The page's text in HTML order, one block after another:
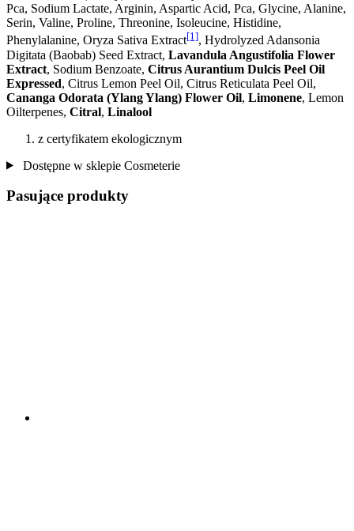
Pca, Sodium Lactate, Arginin, Aspartic Acid, Pca, Glycine, Alanine,
Serin, Valine, Proline, Threonine, Isoleucine, Histidine,
Phenylalanine, Oryza Sativa Extract[1], Hydrolyzed Adansonia
Digitata (Baobab) Seed Extract, Lavandula Angustifolia Flower
Extract, Sodium Benzoate, Citrus Aurantium Dulcis Peel Oil
Expressed, Citrus Lemon Peel Oil, Citrus Reticulata Peel Oil,
Cananga Odorata (Ylang Ylang) Flower Oil, Limonene, Lemon
Oilterpenes, Citral, Linalool
z certyfikatem ekologicznym
Dostępne w sklepie Cosmeterie
Pasujące produkty